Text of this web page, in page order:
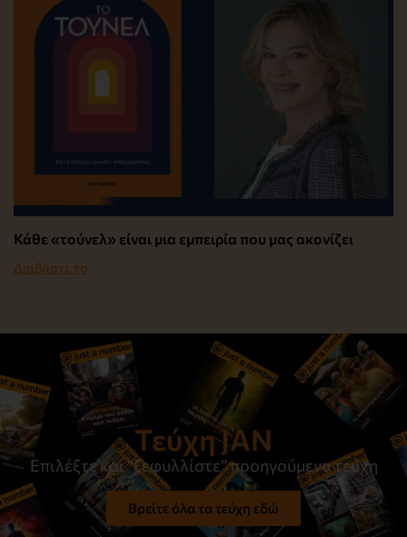
Κάθε «τούνελ» είναι μια εμπειρία που μας ακονίζει
Διαβάστε το
Τεύχη JAN
Επιλέξτε και “ξεφυλλίστε” προηγούμενα τεύχη
Βρείτε όλα τα τεύχη εδώ